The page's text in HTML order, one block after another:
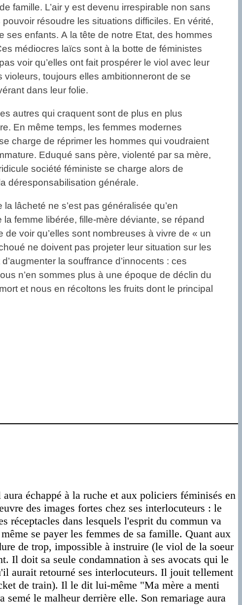
famille. L’air y est devenu irrespirable non sans
résoudre les situations difficiles. En vérité,
enfants. A la tête de notre Etat, des hommes
médiocres laïcs sont à la botte de féministes
voir qu’elles ont fait prospérer le viol avec leur
toujours elles ambitionneront de se
dans leur folie.
autres qui craquent sont de plus en plus
En même temps, les femmes modernes
charge de réprimer les hommes qui voudraient
Eduqué sans père, violenté par sa mère,
société féministe se charge alors de
déresponsabilisation générale.
lâcheté ne s’est pas généralisée qu’en
femme libérée, fille-mère déviante, se répand
voir qu’elles sont nombreuses à vivre de « un
ne doivent pas projeter leur situation sur les
la souffrance d’innocents : ces
n’en sommes plus à une époque de déclin du
et nous en récoltons les fruits dont le principal
échappé à la ruche et aux policiers féminisés en
des images fortes chez ses interlocuteurs : le
réceptacles dans lesquels l'esprit du commun va
se payer les femmes de sa famille. Quant aux
de trop, impossible à instruire (le viol de la soeur
Il doit sa seule condamnation à ses avocats qui le
aurait retourné ses interlocuteurs. Il jouit tellement
de train). Il le dit lui-même "Ma mère a menti
le malheur derrière elle. Son remariage aura